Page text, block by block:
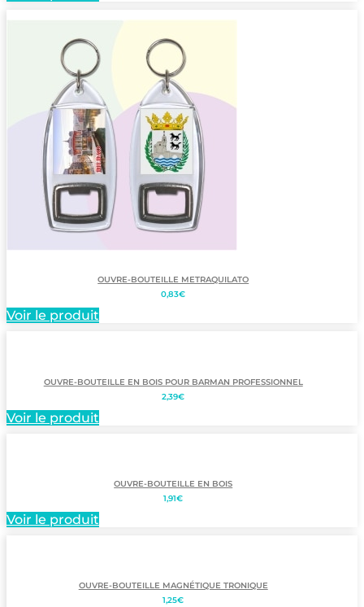
OUVRE-BOUTEILLE METRAQUILATO
0,83€
Voir le produit
OUVRE-BOUTEILLE EN BOIS POUR BARMAN PROFESSIONNEL
2,39€
Voir le produit
OUVRE-BOUTEILLE EN BOIS
1,91€
Voir le produit
OUVRE-BOUTEILLE MAGNÉTIQUE TRONIQUE
1,25€